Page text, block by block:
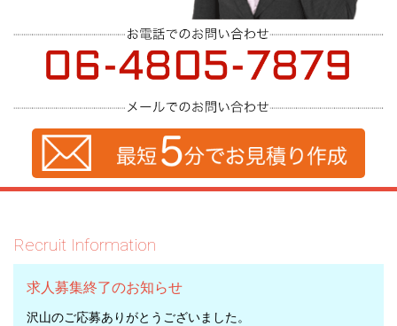
Recruit Information
求人募集終了のお知らせ
沢山のご応募ありがとうございました。